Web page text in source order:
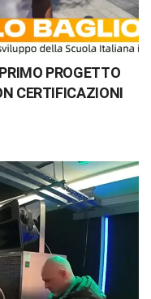
PROGETTO
CERTIFICAZIONI